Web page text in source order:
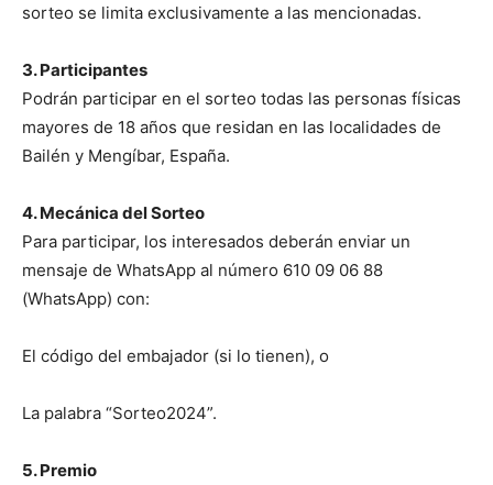
sorteo se limita exclusivamente a las mencionadas.
3. Participantes
Podrán participar en el sorteo todas las personas físicas
mayores de 18 años que residan en las localidades de
Bailén y Mengíbar, España.
4. Mecánica del Sorteo
Para participar, los interesados deberán enviar un
mensaje de WhatsApp al número 610 09 06 88
(WhatsApp) con:
El código del embajador (si lo tienen), o
La palabra “Sorteo2024”.
5. Premio